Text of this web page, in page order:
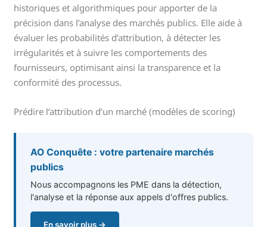
historiques et algorithmiques pour apporter de la
précision dans l’analyse des marchés publics. Elle aide à
évaluer les probabilités d’attribution, à détecter les
irrégularités et à suivre les comportements des
fournisseurs, optimisant ainsi la transparence et la
conformité des processus.
Prédire l’attribution d’un marché (modèles de scoring)
AO Conquête : votre partenaire marchés
publics
Nous accompagnons les PME dans la détection,
l'analyse et la réponse aux appels d'offres publics.
En savoir plus →